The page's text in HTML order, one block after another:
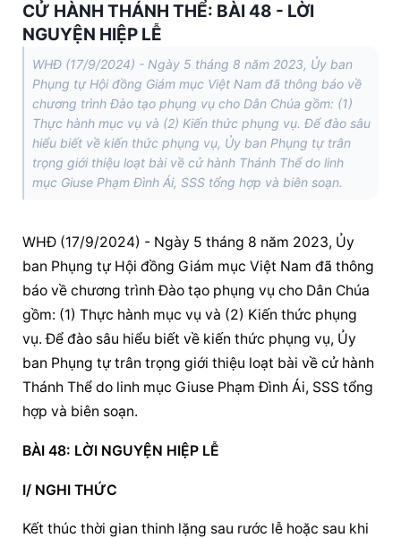
CỬ HÀNH THÁNH THỂ: BÀI 48 - LỜI
NGUYỆN HIỆP LỄ
WHĐ (17/9/2024) - Ngày 5 tháng 8 năm 2023, Ủy ban
Phụng tự Hội đồng Giám mục Việt Nam đã thông báo về
chương trình Đào tạo phụng vụ cho Dân Chúa gồm: (1)
Thực hành mục vụ và (2) Kiến thức phụng vụ. Để đào sâu
hiểu biết về kiến thức phụng vụ, Ủy ban Phụng tự trân
trọng giới thiệu loạt bài về cử hành Thánh Thể do linh
mục Giuse Phạm Đình Ái, SSS tổng hợp và biên soạn.
WHĐ (17/9/2024) - Ngày 5 tháng 8 năm 2023, Ủy
ban Phụng tự Hội đồng Giám mục Việt Nam đã thông
báo về chương trình Đào tạo phụng vụ cho Dân Chúa
gồm: (1) Thực hành mục vụ và (2) Kiến thức phụng
vụ. Để đào sâu hiểu biết về kiến thức phụng vụ, Ủy
ban Phụng tự trân trọng giới thiệu loạt bài về cử hành
Thánh Thể do linh mục Giuse Phạm Đình Ái, SSS tổng
hợp và biên soạn.
BÀI 48: LỜI NGUYỆN HIỆP LỄ
I/ NGHI THỨC
Kết thúc thời gian thinh lặng sau rước lễ hoặc sau khi